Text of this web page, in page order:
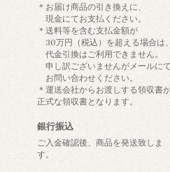
＊お届け商品の引き換えに、
現金にてお支払ください。
＊送料等を含む支払金額が
30万円（税込）を超える場合は、
代金引換はご利用できません。
申し訳ございませんがメールにて
お問い合わせください。
＊運送会社からお渡しする領収書
正式な領収書となります。
銀行振込
ご入金確認後、商品を発送致しま
す。